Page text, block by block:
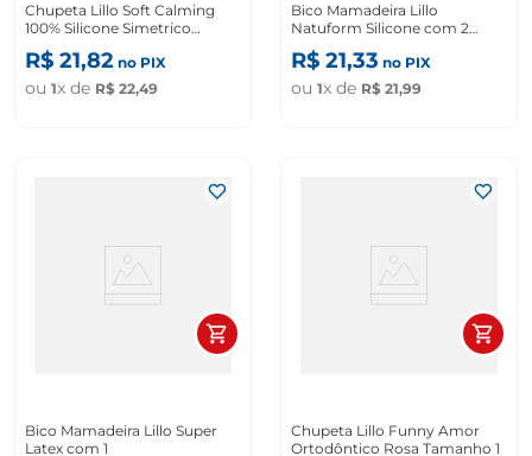
Chupeta Lillo Soft Calming
100% Silicone Simetrico
Tamanho 1
R$ 21,82 no PIX
ou 1x de R$ 22,49
Bico Mamadeira Lillo
Natuform Silicone com 2
Unidades
R$ 21,33 no PIX
ou 1x de R$ 21,99
Bico Mamadeira Lillo Super
Latex com 1
Chupeta Lillo Funny Amor
Ortodôntico Rosa Tamanho 1